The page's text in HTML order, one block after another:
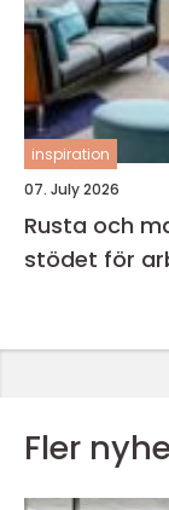
inspiration
07. July 2026
Rusta och
stödet för
Fler